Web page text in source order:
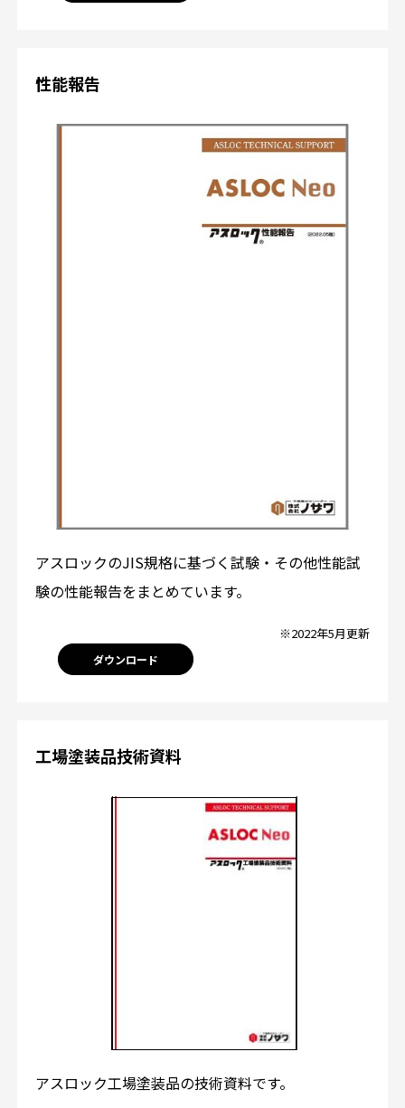
性能報告
アスロックのJIS規格に基づく試験・その他性能試
験の性能報告をまとめています。
※2022年5月更新
ダウンロード
工場塗装品技術資料
アスロック工場塗装品の技術資料です。